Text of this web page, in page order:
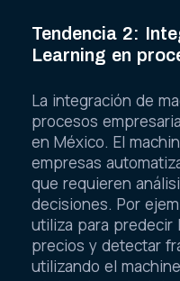
Tendencia 2:
Learning en
La integración de
procesos
en México. El
empresas
que requieren
decisiones. Por
utiliza para predecir
precios y detectar
utilizando el